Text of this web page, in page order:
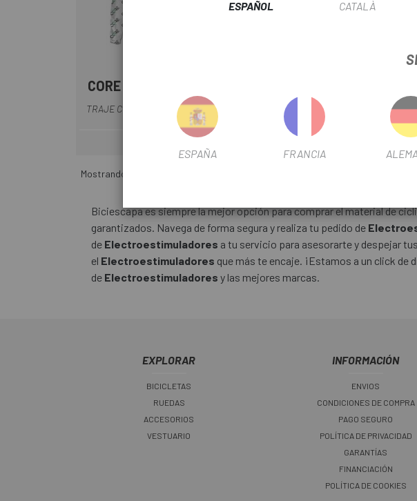
CORE
TRAJE CORE SUIT PACK 2UDS
Precio
BASCULA INTELIGENTE
Precio
Precio
Mostrando 1-2 de 2 producto(s)
Biciescapa es siempre la mejor opción para comprar el material de
garantizados. Navega de forma segura y realiza tu pedido de
de Electroestimuladores a tu servicio para asesorarte y despejar
el Electroestimuladores que más te encaje. ¡Estamos a un click
de Electroestimuladores y las mejores marcas.
EXPLORAR
BICICLETAS
RUEDAS
ACCESORIOS
VESTUARIO
INFORMACIÓN
ENVIOS
CONDICIONES DE COMPRA
PAGO SEGURO
POLÍTICA DE PRIVACIDAD
GARANTÍAS
FINANCIACIÓN
POLÍTICA DE COOKIES
ESPAÑOL CATALÀ
ESPAÑA FRANCIA